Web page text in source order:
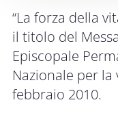
“La forza della
il titolo del
Episcopale
Nazionale per
febbraio 2010.